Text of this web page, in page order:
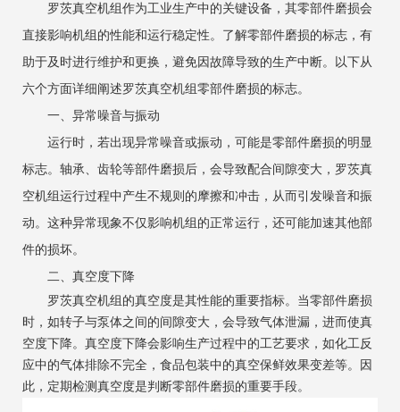
罗茨真空机组作为工业生产中的关键设备，其零部件磨损会
直接影响机组的性能和运行稳定性。了解零部件磨损的标志，有
助于及时进行维护和更换，避免因故障导致的生产中断。以下从
六个方面详细阐述罗茨真空机组零部件磨损的标志。
‌一、异常噪音与振动‌
运行时，若出现异常噪音或振动，可能是零部件磨损的明显
标志。轴承、齿轮等部件磨损后，会导致配合间隙变大， 罗茨真
空机组运行过程中产生不规则的摩擦和冲击，从而引发噪音和振
动。这种异常现象不仅影响机组的正常运行，还可能加速其他部
件的损坏。
‌二、真空度下降‌
罗茨真空机组的真空度是其性能的重要指标。当零部件磨损
时，如转子与泵体之间的间隙变大，会导致气体泄漏，进而使真
空度下降。真空度下降会影响生产过程中的工艺要求，如化工反
应中的气体排除不完全，食品包装中的真空保鲜效果变差等。因
此，定期检测真空度是判断零部件磨损的重要手段。